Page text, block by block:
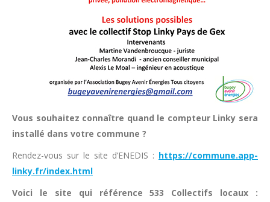
Vous souhaitez connaître quand le compteur Linky sera
installé dans votre commune ?
Rendez-vous sur le site d’ENEDIS : https://commune.app-
linky.fr/index.html
Voici le site qui référence 533 Collectifs locaux :